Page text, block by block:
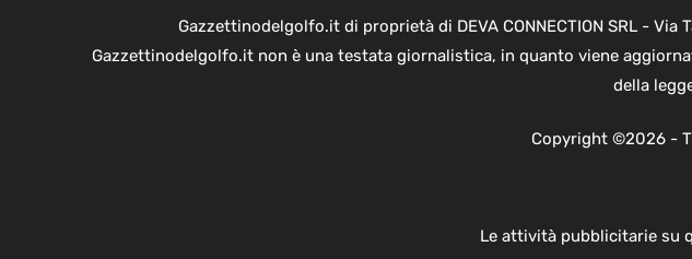
Gazzettinodelgolfo.it di proprietà di DEVA CONNECTION SRL -
Gazzettinodelgolfo.it non è una testata giornalistica, in quanto viene
della
Copyright ©2026 -
Le attività pubblicitarie su